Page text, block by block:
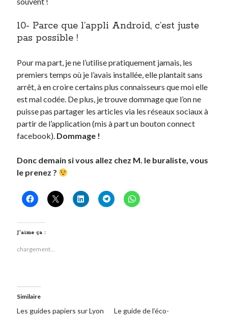
10- Parce que l’appli Android, c’est juste
pas possible !
Pour ma part, je ne l’utilise pratiquement jamais, les
premiers temps où je l’avais installée, elle plantait sans
arrêt, à en croire certains plus connaisseurs que moi elle
est mal codée. De plus, je trouve dommage que l’on ne
puisse pas partager les articles via les réseaux sociaux à
partir de l’application (mis à part un bouton connect
facebook). Dommage !
Donc demain si vous allez chez M. le buraliste, vous
le prenez ?
J’aime ça :
chargement…
Similaire
Les guides papiers sur Lyon
Le guide de l’éco-